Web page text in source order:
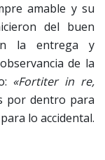
amable y su
del buen
la entrega y
de la
«Fortiter in re,
por dentro para
lo accidental.